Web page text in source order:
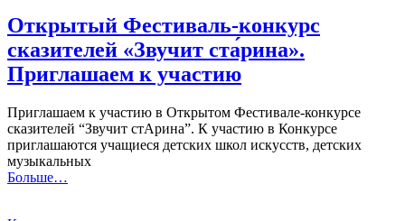
Открытый Фестиваль-конкурс
сказителей «Звучит ста́рина».
Приглашаем к участию
Приглашаем к участию в Открытом Фестивале-конкурсе
сказителей “Звучит стАрина”. К участию в Конкурсе
приглашаются учащиеся детских школ искусств, детских
музыкальных
Больше…